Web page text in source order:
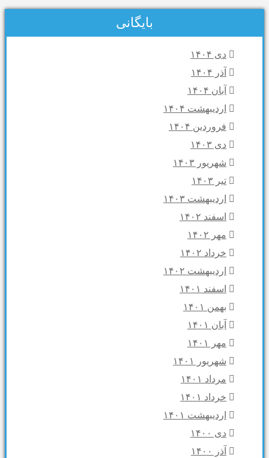
بایگانی
دی ۱۴۰۴
آذر ۱۴۰۴
آبان ۱۴۰۴
اردیبهشت ۱۴۰۴
فروردین ۱۴۰۴
دی ۱۴۰۳
شهریور ۱۴۰۳
تیر ۱۴۰۳
اردیبهشت ۱۴۰۳
اسفند ۱۴۰۲
مهر ۱۴۰۲
خرداد ۱۴۰۲
اردیبهشت ۱۴۰۲
اسفند ۱۴۰۱
بهمن ۱۴۰۱
آبان ۱۴۰۱
مهر ۱۴۰۱
شهریور ۱۴۰۱
مرداد ۱۴۰۱
خرداد ۱۴۰۱
اردیبهشت ۱۴۰۱
دی ۱۴۰۰
آذر ۱۴۰۰